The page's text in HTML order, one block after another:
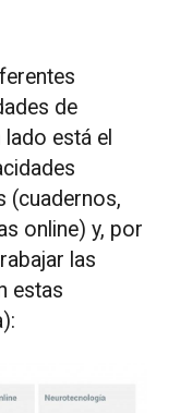
de
está el
(cuadernos,
online) y, por
las
estas